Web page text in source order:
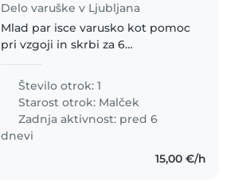
Delo varuške v Ljubljana
Mlad par isce varusko kot pomoc
pri vzgoji in skrbi za 6
ki je prijazna, zabavna,
odgovorna in ima rada delo z
otroki. Pomoc potrebujeva nekaj
ur dnevno..
Število otrok: 1
Starost otrok: Malček
Zadnja aktivnost: pred 6
dnevi
15,00 €/h